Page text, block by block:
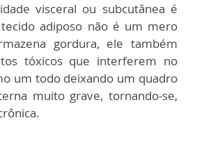
visceral ou subcutânea é
adiposo não é um mero
gordura, ele também
tóxicos que interferem no
um todo deixando um quadro
muito grave, tornando-se,